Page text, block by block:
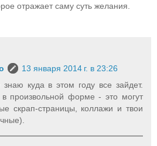
отражает саму суть желания.
13 января 2014 г. в 23:26
куда в этом году все зайдет.
в произвольной форме - это могут
скрап-страницы, коллажи и твои